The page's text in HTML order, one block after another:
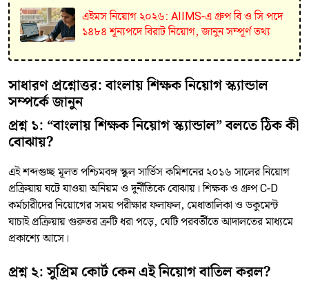
এইমস নিয়োগ ২০২৬: AIIMS-এ গ্রুপ বি ও সি পদে
১৪৮৪ শূন্যপদে বিরাট নিয়োগ, জানুন সম্পূর্ণ তথ্য
সাধারণ প্রশ্নোত্তর: বাংলায় শিক্ষক নিয়োগ স্ক্যান্ডাল
সম্পর্কে জানুন
প্রশ্ন ১: “বাংলায় শিক্ষক নিয়োগ স্ক্যান্ডাল” বলতে ঠিক কী
বোঝায়?
এই শব্দগুচ্ছ মূলত পশ্চিমবঙ্গ স্কুল সার্ভিস কমিশনের ২০১৬ সালের নিয়োগ
প্রক্রিয়ায় ঘটে যাওয়া অনিয়ম ও দুর্নীতিকে বোঝায়। শিক্ষক ও গ্রুপ C-D
কর্মচারীদের নিয়োগের সময় পরীক্ষার ফলাফল, মেধাতালিকা ও ডকুমেন্ট
যাচাই প্রক্রিয়ায় গুরুতর ত্রুটি ধরা পড়ে, যেটি পরবর্তীতে আদালতের মাধ্যমে
প্রকাশ্যে আসে।
প্রশ্ন ২: সুপ্রিম কোর্ট কেন এই নিয়োগ বাতিল করল?